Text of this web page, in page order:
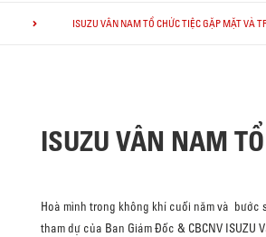
ISUZU VÂN NAM TỔ CHỨC TIỆC GẶP MẶT VÀ
ISUZU VÂN NAM
Hoà mình trong không khí cuối năm và bước
tham dự của Ban Giám Đốc & CBCNV